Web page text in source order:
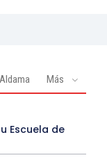
Aldama Más
Escuela de